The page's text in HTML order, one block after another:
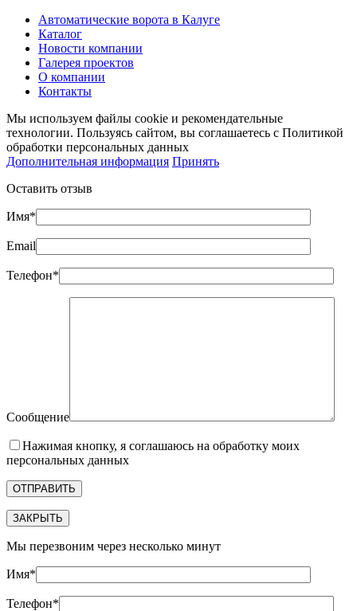
Автоматические ворота в Калуге
Каталог
Новости компании
Галерея проектов
О компании
Контакты
Мы используем файлы cookie и рекомендательные
технологии. Пользуясь сайтом, вы соглашаетесь с Политикой
обработки персональных данных
Дополнительная информация Принять
Оставить отзыв
Имя*
Email
Телефон*
Сообщение
Нажимая кнопку, я соглашаюсь на обработку моих
персональных данных
ЗАКРЫТЬ
Мы перезвоним через несколько минут
Имя*
Телефон*